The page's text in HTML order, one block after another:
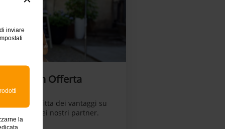
inviare
la
In Offerta
e approfitta dei vantaggi su
e servizi dei nostri partner.